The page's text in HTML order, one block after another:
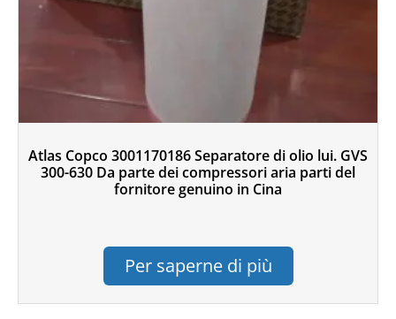
Atlas Copco 3001170186 Separatore di olio lui. GVS
300-630 Da parte dei compressori aria parti del
fornitore genuino in Cina
Per saperne di più